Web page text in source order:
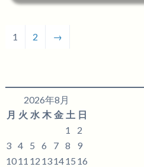
1 2 →
2026年8月
月 火 水 木 金 土 日
1
2
3 4 5 6 7 8
9
1011 12 131415 16